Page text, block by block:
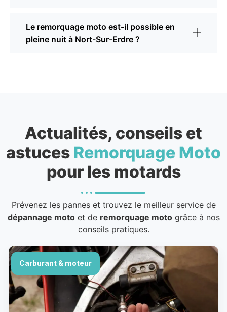
Le remorquage moto est-il possible en
pleine nuit à Nort-Sur-Erdre ?
Actualités, conseils et
astuces Remorquage Moto
pour les motards
Prévenez les pannes et trouvez le meilleur service de
dépannage motoet de remorquage motogrâce à nos
conseils pratiques.
Carburant & moteur